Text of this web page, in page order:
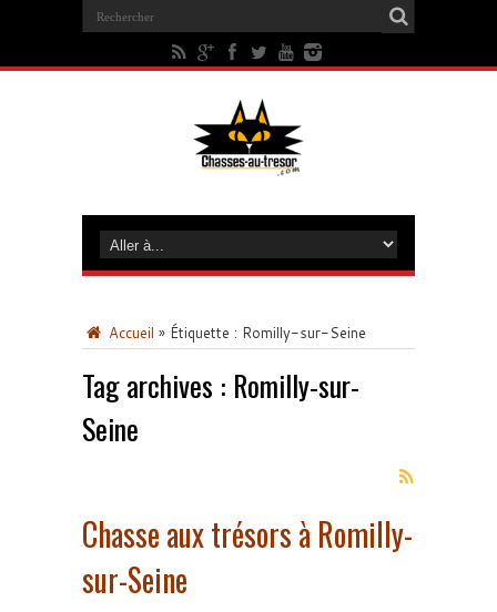
Accueil » Étiquette : Romilly-sur-Seine
Tag archives : Romilly-sur-
Seine
Chasse aux trésors à Romilly-
sur-Seine